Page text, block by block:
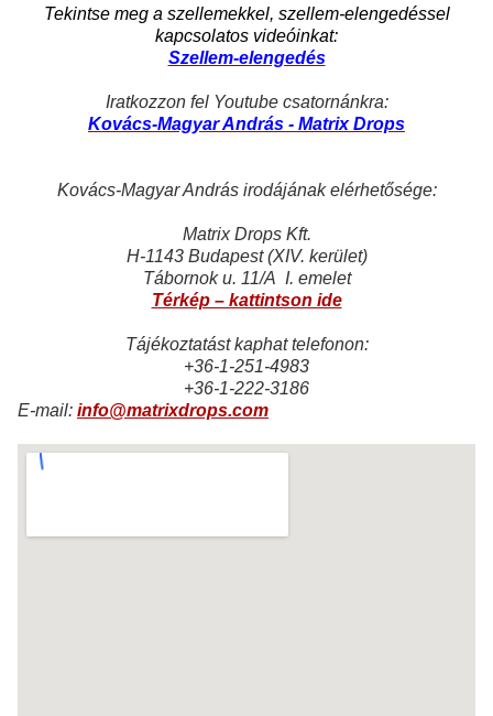
Tekintse meg a szellemekkel, szellem-elengedéssel
kapcsolatos videóinkat:
Szellem-elengedés
Iratkozzon fel Youtube csatornánkra:
Kovács-Magyar András - Matrix Drops
Kovács-Magyar András irodájának elérhetősége:
Matrix Drops Kft.
H-1143 Budapest (XIV. kerület)
Tábornok u. 11/A I. emelet
Térkép – kattintson ide
Tájékoztatást kaphat telefonon:
+36-1-251-4983
+36-1-222-3186
E-mail: info@matrixdrops.com